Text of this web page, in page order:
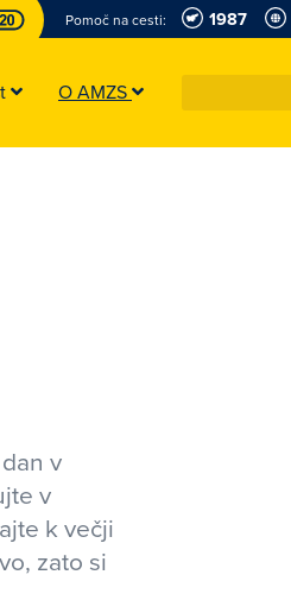
Pomoč na cesti: 1987
O AMZS
v
v
k večji
zato si